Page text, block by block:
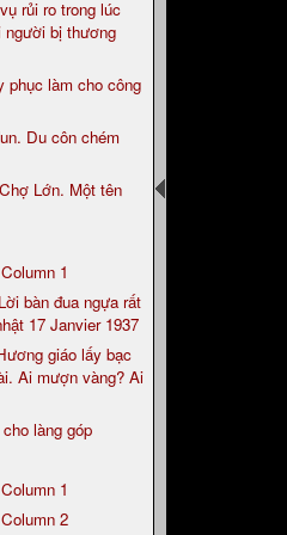
rủi ro trong lúc
người bị thương
phục làm cho công
Du côn chém
Lớn. Một tên
1
bàn đua ngựa rất
17 Janvier 1937
giáo lấy bạc
Ai mượn vàng? Ai
làng góp
1
2